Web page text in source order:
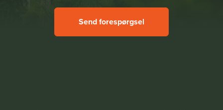
Send forespørgsel